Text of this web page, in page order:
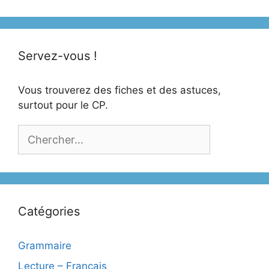
Servez-vous !
Vous trouverez des fiches et des astuces,
surtout pour le CP.
Catégories
Grammaire
Lecture – Français